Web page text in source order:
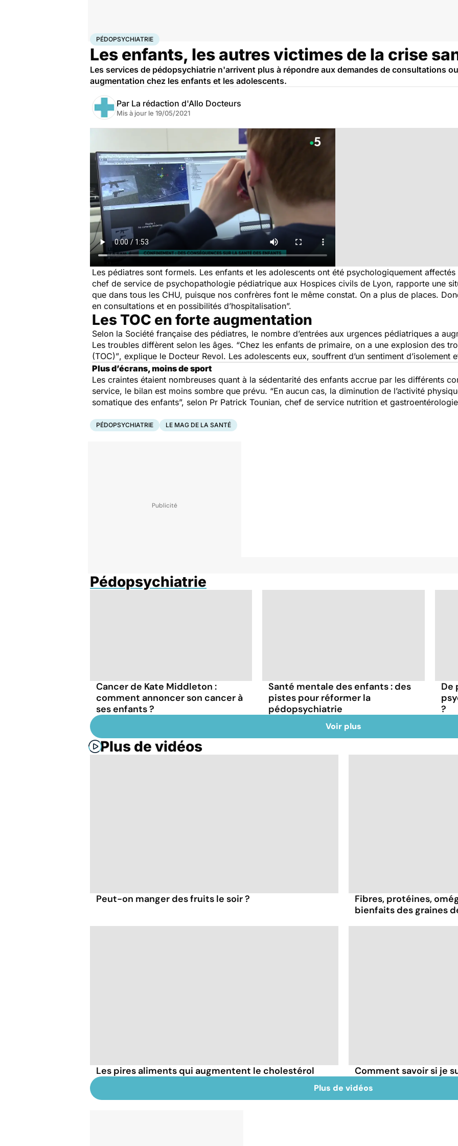
AccueilBien-êtrePsychoPédopsychiatrie
PÉDOPSYCHIATRIE
Les enfants, les autres victimes de la crise
Les services de pédopsychiatrie n'arrivent plus à répondre aux demandes de consultations
augmentation chez les enfants et les adolescents.
Par La rédaction d'Allo Docteurs
Mis à jour le 19/05/2021
Les pédiatres sont formels. Les enfants et les adolescents ont été psychologiquement
chef de service de psychopathologie pédiatrique aux Hospices civils de Lyon, rapporte une
que dans tous les CHU, puisque nos confrères font le même constat. On a plus de places.
en consultations et en possibilités d’hospitalisation”.
Les TOC en forte augmentation
Selon la Société française des pédiatres, le nombre d’entrées aux urgences pédiatriques a
Les troubles diffèrent selon les âges. “Chez les enfants de primaire, on a une explosion des
(TOC)”, explique le Docteur Revol. Les adolescents eux, souffrent d’un sentiment d’isolement
Plus d’écrans, moins de sport
Les craintes étaient nombreuses quant à la sédentarité des enfants accrue par les différents
service, le bilan est moins sombre que prévu. “En aucun cas, la diminution de l’activité
somatique des enfants”, selon Pr Patrick Tounian, chef de service nutrition et
PÉDOPSYCHIATRIE LE MAG DE LA SANTÉ
Pédopsychiatrie
Cancer de Kate Middleton :
comment annoncer son cancer à
ses enfants ?
Santé mentale des enfants : des
pistes pour réformer la
pédopsychiatrie
De
?
Voir plus
Plus de vidéos
Peut-on manger des fruits le soir ?
Fibres, protéines,
bienfaits des graines
Les pires aliments qui augmentent le cholestérol Comment savoir si je
Plus de vidéos